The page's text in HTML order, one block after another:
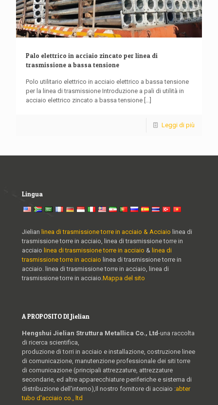
Palo elettrico in acciaio zincato per linea di
trasmissione a bassa tensione
Polo utilitario elettrico in acciaio elettrico a bassa tensione
per la linea di trasmissione Introduzione a pali di utilità in
acciaio elettrico zincato a bassa tensione [...]
Leggi di più
Lingua
Jielian linea di trasmissione torre in acciaio & Acciaio linea di
trasmissione torre in acciaio, linea di trasmissione torre in
acciaio linea di trasmissione torre in acciaio & linea di
trasmissione torre in acciaio linea di trasmissione torre in
acciaio. linea di trasmissione torre in acciaio, linea di
trasmissione torre in acciaio. Mappa del sito
A PROPOSITO DI Jielian
Hengshui Jielian Struttura Metallica Co., Ltd-una raccolta
di ricerca scientifica,
produzione di torri in acciaio e installazione, costruzione linee
di comunicazione, manutenzione professionale dei siti torre
di comunicazione (principali attrezzature, attrezzature
secondarie, ed altre apparecchiature periferiche e sistema di
distribuzione dell'interno),Il nostro fornitore di acciaio :abter
tubo d'acciaio co., ltd